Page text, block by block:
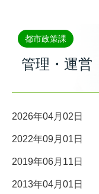
都市政策課
管理・運営
2026年04月02日
2022年09月01日
2019年06月11日
2013年04月01日